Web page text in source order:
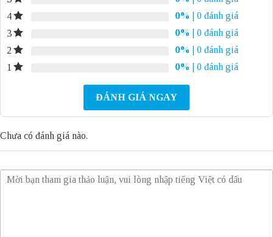
4
0%
| 0 đánh giá
3
0%
| 0 đánh giá
2
0%
| 0 đánh giá
1
0% | 0 đánh giá
ĐÁNH GIÁ NGAY
Chưa có đánh giá nào.